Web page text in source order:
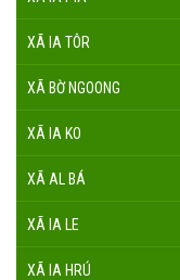
XÃ IA TÔR
XÃ BỜ NGOONG
XÃ IA KO
XÃ AL BÁ
XÃ IA LE
XÃ IA HRÚ